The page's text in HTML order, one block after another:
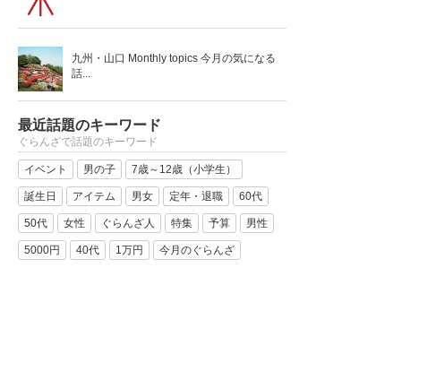
九州・山口 Monthly topics 今月の気になる
話...
最近話題のキーワード
ぐらんざで話題のキーワード
イベント 男の子 7歳～12歳（小学生）
誕生日 アイテム 男女 定年・退職 60代
50代 女性 ぐらんざ人 特集 予算 男性
5000円 40代 1万円 今月のぐらんざ